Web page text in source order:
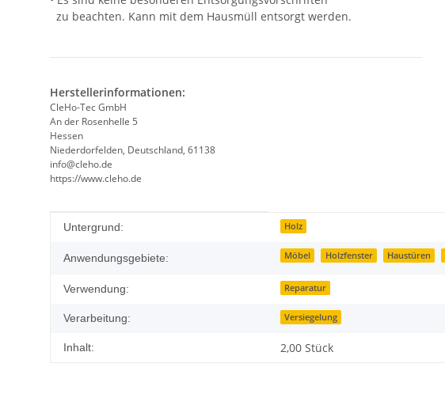
zu beachten. Kann mit dem Hausmüll entsorgt werden.
Herstellerinformationen:
CleHo-Tec GmbH
An der Rosenhelle 5
Hessen
Niederdorfelden, Deutschland, 61138
info@cleho.de
https://www.cleho.de
Produkteigenschaft
Wert
Untergrund: Holz
Anwendungsgebiete: Möbel Holzfenster Haustüren
Verwendung: Reparatur
Verarbeitung: Versiegelung
Inhalt: 2,00 Stück